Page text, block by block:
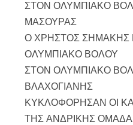
ΣΤΟΝ ΟΛΥΜΠΙΑΚΟ
ΜΑΣΟΥΡΑΣ
Ο ΧΡΗΣΤΟΣ ΣΗΜΑΚΗΣ
ΟΛΥΜΠΙΑΚΟ ΒΟΛΟΥ
ΣΤΟΝ ΟΛΥΜΠΙΑΚΟ
ΒΛΑΧΟΓΙΑΝΗΣ
ΚΥΚΛΟΦΟΡΗΣΑΝ ΟΙ
ΤΗΣ ΑΝΔΡΙΚΗΣ